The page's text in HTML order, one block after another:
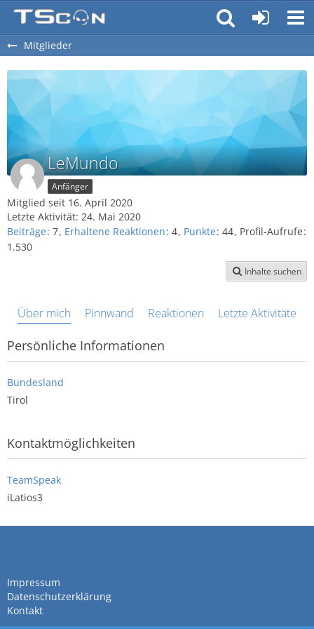
Mitglieder
LeMundo
Anfänger
Mitglied seit 16. April 2020
Letzte Aktivität: 24. Mai 2020
Beiträge 7 Erhaltene Reaktionen 4 Punkte 44 Profil-Aufrufe
1.530
Inhalte suchen
Über mich Pinnwand Reaktionen Letzte Aktivitäten
Persönliche Informationen
Bundesland
Tirol
Kontaktmöglichkeiten
TeamSpeak
iLatios3
Impressum
Datenschutzerklärung
Kontakt